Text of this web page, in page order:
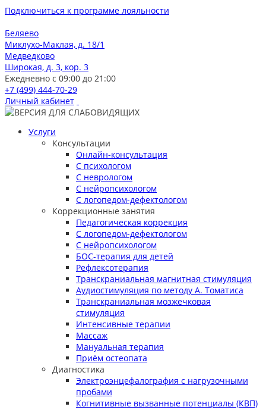
Подключиться к программе лояльности
Беляево
Миклухо-Маклая, д. 18/1
Медведково
Широкая, д. 3, кор. 3
Ежедневно с 09:00 до 21:00
+7 (499) 444-70-29
Личный кабинет
Услуги
Консультации
Онлайн-консультация
С психологом
С неврологом
С нейропсихологом
С логопедом-дефектологом
Коррекционные занятия
Педагогическая коррекция
С логопедом-дефектологом
С нейропсихологом
БОС-терапия для детей
Рефлексотерапия
Транскраниальная магнитная стимуляция
Аудиостимуляция по методу А. Томатиса
Транскраниальная мозжечковая
стимуляция
Интенсивные терапии
Массаж
Мануальная терапия
Приём остеопата
Диагностика
Электроэнцефалография с нагрузочными
пробами
Когнитивные вызванные потенциалы (КВП)